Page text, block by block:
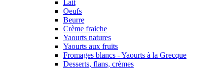
Lait
Oeufs
Beurre
Crème fraiche
Yaourts natures
Yaourts aux fruits
Fromages blancs - Yaourts à la Grecque
Desserts, flans, crèmes